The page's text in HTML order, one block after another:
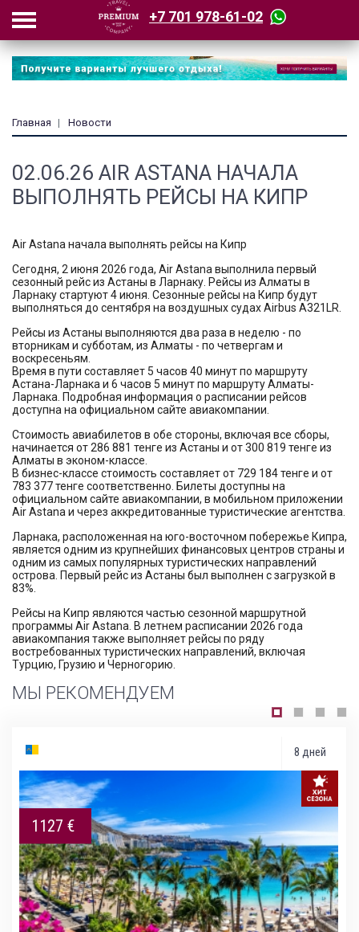
+7 701 978-61-02
Главная Новости
02.06.26 AIR ASTANA НАЧАЛА
ВЫПОЛНЯТЬ РЕЙСЫ НА КИПР
Air Astana начала выполнять рейсы на Кипр
Сегодня, 2 июня 2026 года, Air Astana выполнила первый
сезонный рейс из Астаны в Ларнаку. Рейсы из Алматы в
Ларнаку стартуют 4 июня. Сезонные рейсы на Кипр будут
выполняться до сентября на воздушных судах Airbus A321LR.
Рейсы из Астаны выполняются два раза в неделю - по
вторникам и субботам, из Алматы - по четвергам и
воскресеньям.
Время в пути составляет 5 часов 40 минут по маршруту
Астана-Ларнака и 6 часов 5 минут по маршруту Алматы-
Ларнака. Подробная информация о расписании рейсов
доступна на официальном сайте авиакомпании.
Стоимость авиабилетов в обе стороны, включая все сборы,
начинается от 286 881 тенге из Астаны и от 300 819 тенге из
Алматы в эконом-классе.
В бизнес-классе стоимость составляет от 729 184 тенге и от
783 377 тенге соответственно. Билеты доступны на
официальном сайте авиакомпании, в мобильном приложении
Air Astana и через аккредитованные туристические агентства.
Ларнака, расположенная на юго-восточном побережье Кипра,
является одним из крупнейших финансовых центров страны и
одним из самых популярных туристических направлений
острова. Первый рейс из Астаны был выполнен с загрузкой в
83%.
Рейсы на Кипр являются частью сезонной маршрутной
программы Air Astana. В летнем расписании 2026 года
авиакомпания также выполняет рейсы по ряду
востребованных туристических направлений, включая
Турцию, Грузию и Черногорию.
МЫ РЕКОМЕНДУЕМ
8 дней
1127 €